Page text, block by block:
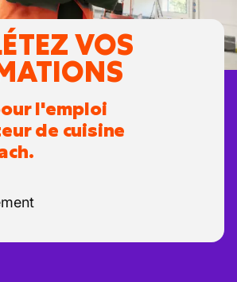
VOS
l'emploi
de cuisine